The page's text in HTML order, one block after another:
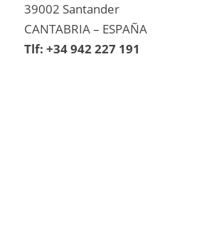
39002 Santander
CANTABRIA – ESPAÑA
Tlf: +34 942 227 191